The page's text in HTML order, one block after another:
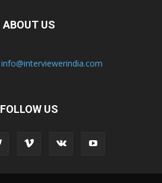
ABOUT US
info@interviewerindia.com
FOLLOW US